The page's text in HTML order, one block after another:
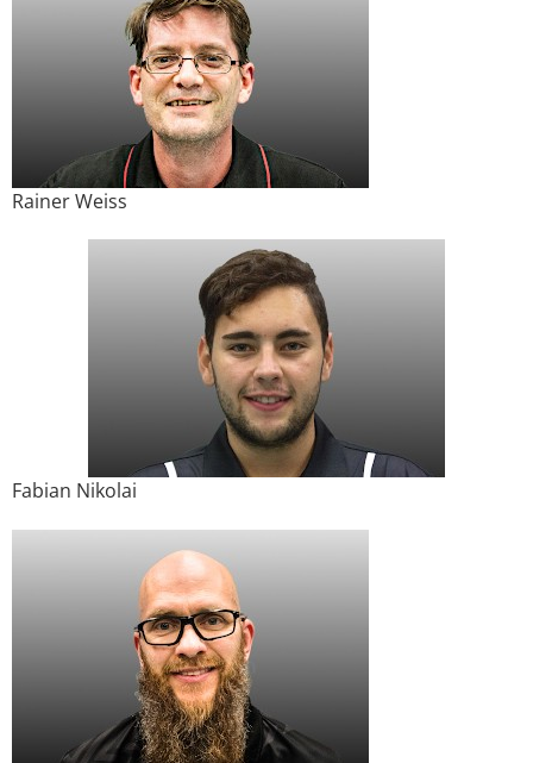
Rainer Weiss
Fabian Nikolai